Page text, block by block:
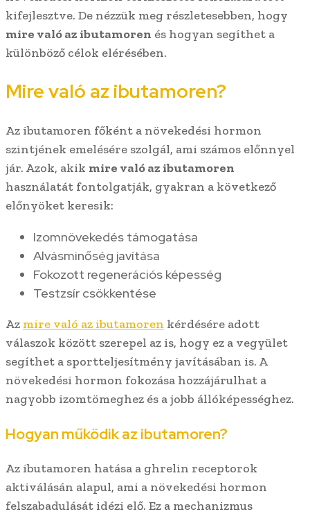
kifejlesztve. De nézzük meg részletesebben, hogy
mire való az ibutamoren és hogyan segíthet a
különböző célok elérésében.
Mire való az ibutamoren?
Az ibutamoren főként a növekedési hormon
szintjének emelésére szolgál, ami számos előnnyel
jár. Azok, akik mire való az ibutamoren
használatát fontolgatják, gyakran a következő
előnyöket keresik:
Izomnövekedés támogatása
Alvásminőség javítása
Fokozott regenerációs képesség
Testzsír csökkentése
Az mire való az ibutamoren kérdésére adott
válaszok között szerepel az is, hogy ez a vegyület
segíthet a sportteljesítmény javításában is. A
növekedési hormon fokozása hozzájárulhat a
nagyobb izomtömeghez és a jobb állóképességhez.
Hogyan működik az ibutamoren?
Az ibutamoren hatása a ghrelin receptorok
aktiválásán alapul, ami a növekedési hormon
felszabadulását idézi elő. Ez a mechanizmus